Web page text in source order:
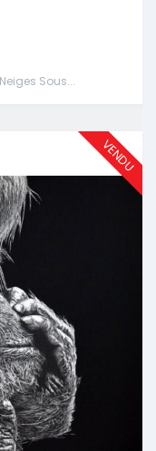
Sous...
VENDU